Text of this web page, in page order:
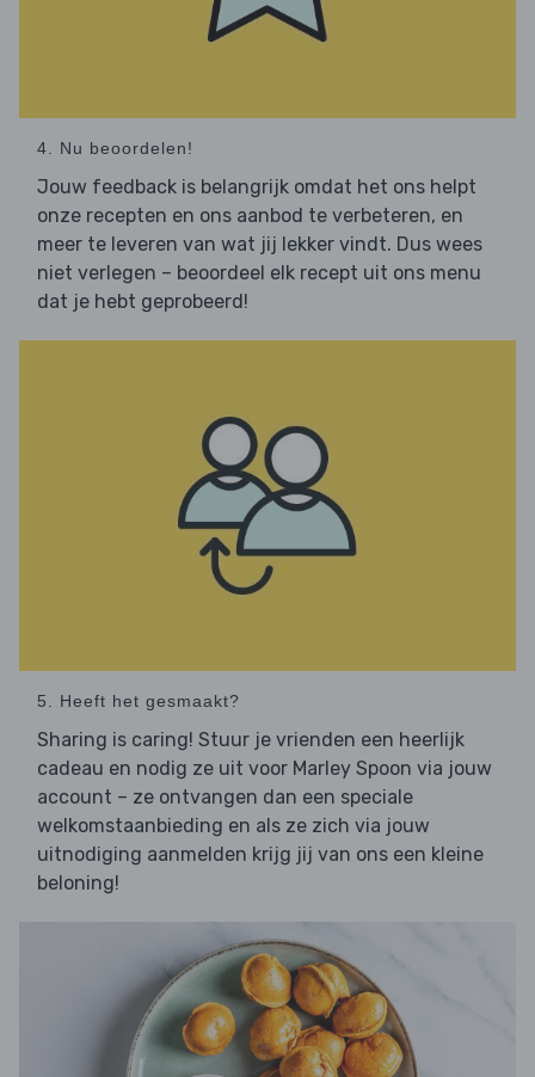
4. Nu beoordelen!
Jouw feedback is belangrijk omdat het ons helpt
onze recepten en ons aanbod te verbeteren, en
meer te leveren van wat jij lekker vindt. Dus wees
niet verlegen – beoordeel elk recept uit ons menu
dat je hebt geprobeerd!
5. Heeft het gesmaakt?
Sharing is caring! Stuur je vrienden een heerlijk
cadeau en nodig ze uit voor Marley Spoon via jouw
account – ze ontvangen dan een speciale
welkomstaanbieding en als ze zich via jouw
uitnodiging aanmelden krijg jij van ons een kleine
beloning!